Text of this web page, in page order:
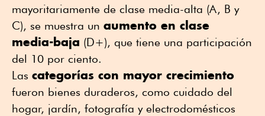
mayoritariamente de clase media-alta (A, B y
C), se muestra un aumento en clase
media-baja (D+), que tiene una participación
del 10 por ciento.
Las categorías con mayor crecimiento
fueron bienes duraderos, como cuidado del
hogar, jardín, fotografía y electrodomésticos